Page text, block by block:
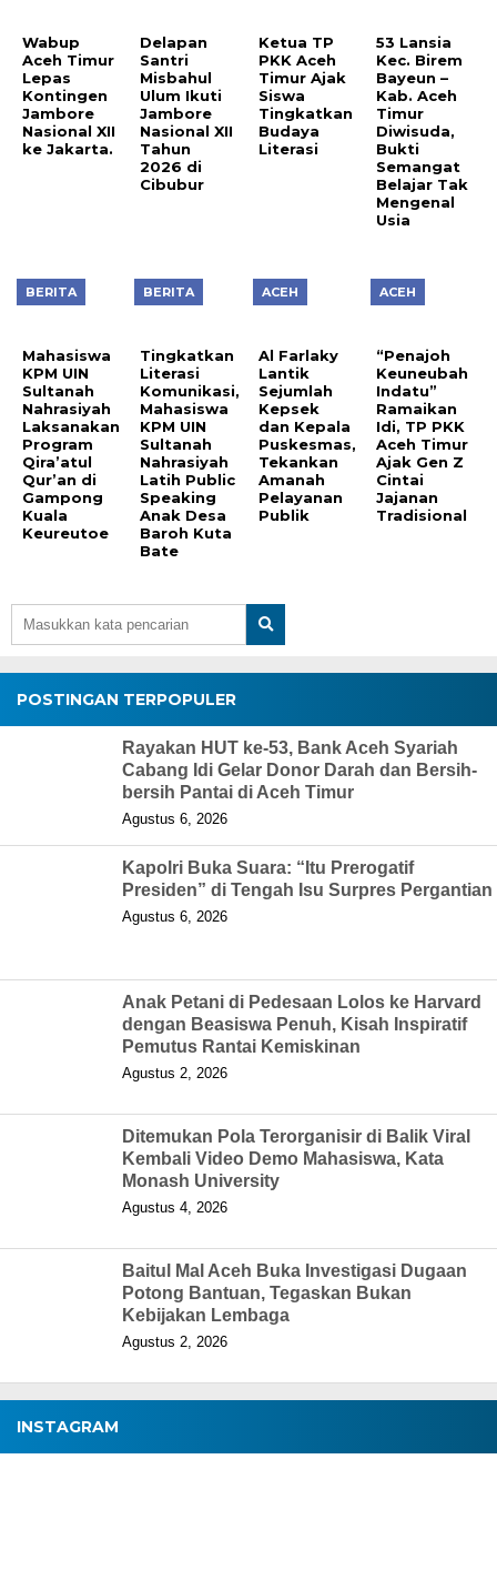
Wabup
Aceh Timur
Lepas
Kontingen
Jambore
Nasional XII
ke Jakarta.
Delapan
Santri
Misbahul
Ulum Ikuti
Jambore
Nasional XII
Tahun
2026 di
Cibubur
Ketua TP
PKK Aceh
Timur Ajak
Siswa
Tingkatkan
Budaya
Literasi
53 Lansia
Kec. Birem
Bayeun –
Kab. Aceh
Timur
Diwisuda,
Bukti
Semangat
Belajar Tak
Mengenal
Usia
BERITA
Mahasiswa
KPM UIN
Sultanah
Nahrasiyah
Laksanakan
Program
Qira’atul
Qur’an di
Gampong
Kuala
Keureutoe
BERITA
Tingkatkan
Literasi
Komunikasi,
Mahasiswa
KPM UIN
Sultanah
Nahrasiyah
Latih Public
Speaking
Anak Desa
Baroh Kuta
Bate
ACEH
Al Farlaky
Lantik
Sejumlah
Kepsek
dan Kepala
Puskesmas,
Tekankan
Amanah
Pelayanan
Publik
ACEH
“Penajoh
Keuneubah
Indatu”
Ramaikan
Idi, TP PKK
Aceh Timur
Ajak Gen Z
Cintai
Jajanan
Tradisional
POSTINGAN TERPOPULER
Rayakan HUT ke-53, Bank Aceh Syariah
Cabang Idi Gelar Donor Darah dan Bersih-
bersih Pantai di Aceh Timur
Agustus 6, 2026
Kapolri Buka Suara: “Itu Prerogatif
Presiden” di Tengah Isu Surpres Pergantian
Agustus 6, 2026
Anak Petani di Pedesaan Lolos ke Harvard
dengan Beasiswa Penuh, Kisah Inspiratif
Pemutus Rantai Kemiskinan
Agustus 2, 2026
Ditemukan Pola Terorganisir di Balik Viral
Kembali Video Demo Mahasiswa, Kata
Monash University
Agustus 4, 2026
Baitul Mal Aceh Buka Investigasi Dugaan
Potong Bantuan, Tegaskan Bukan
Kebijakan Lembaga
Agustus 2, 2026
INSTAGRAM